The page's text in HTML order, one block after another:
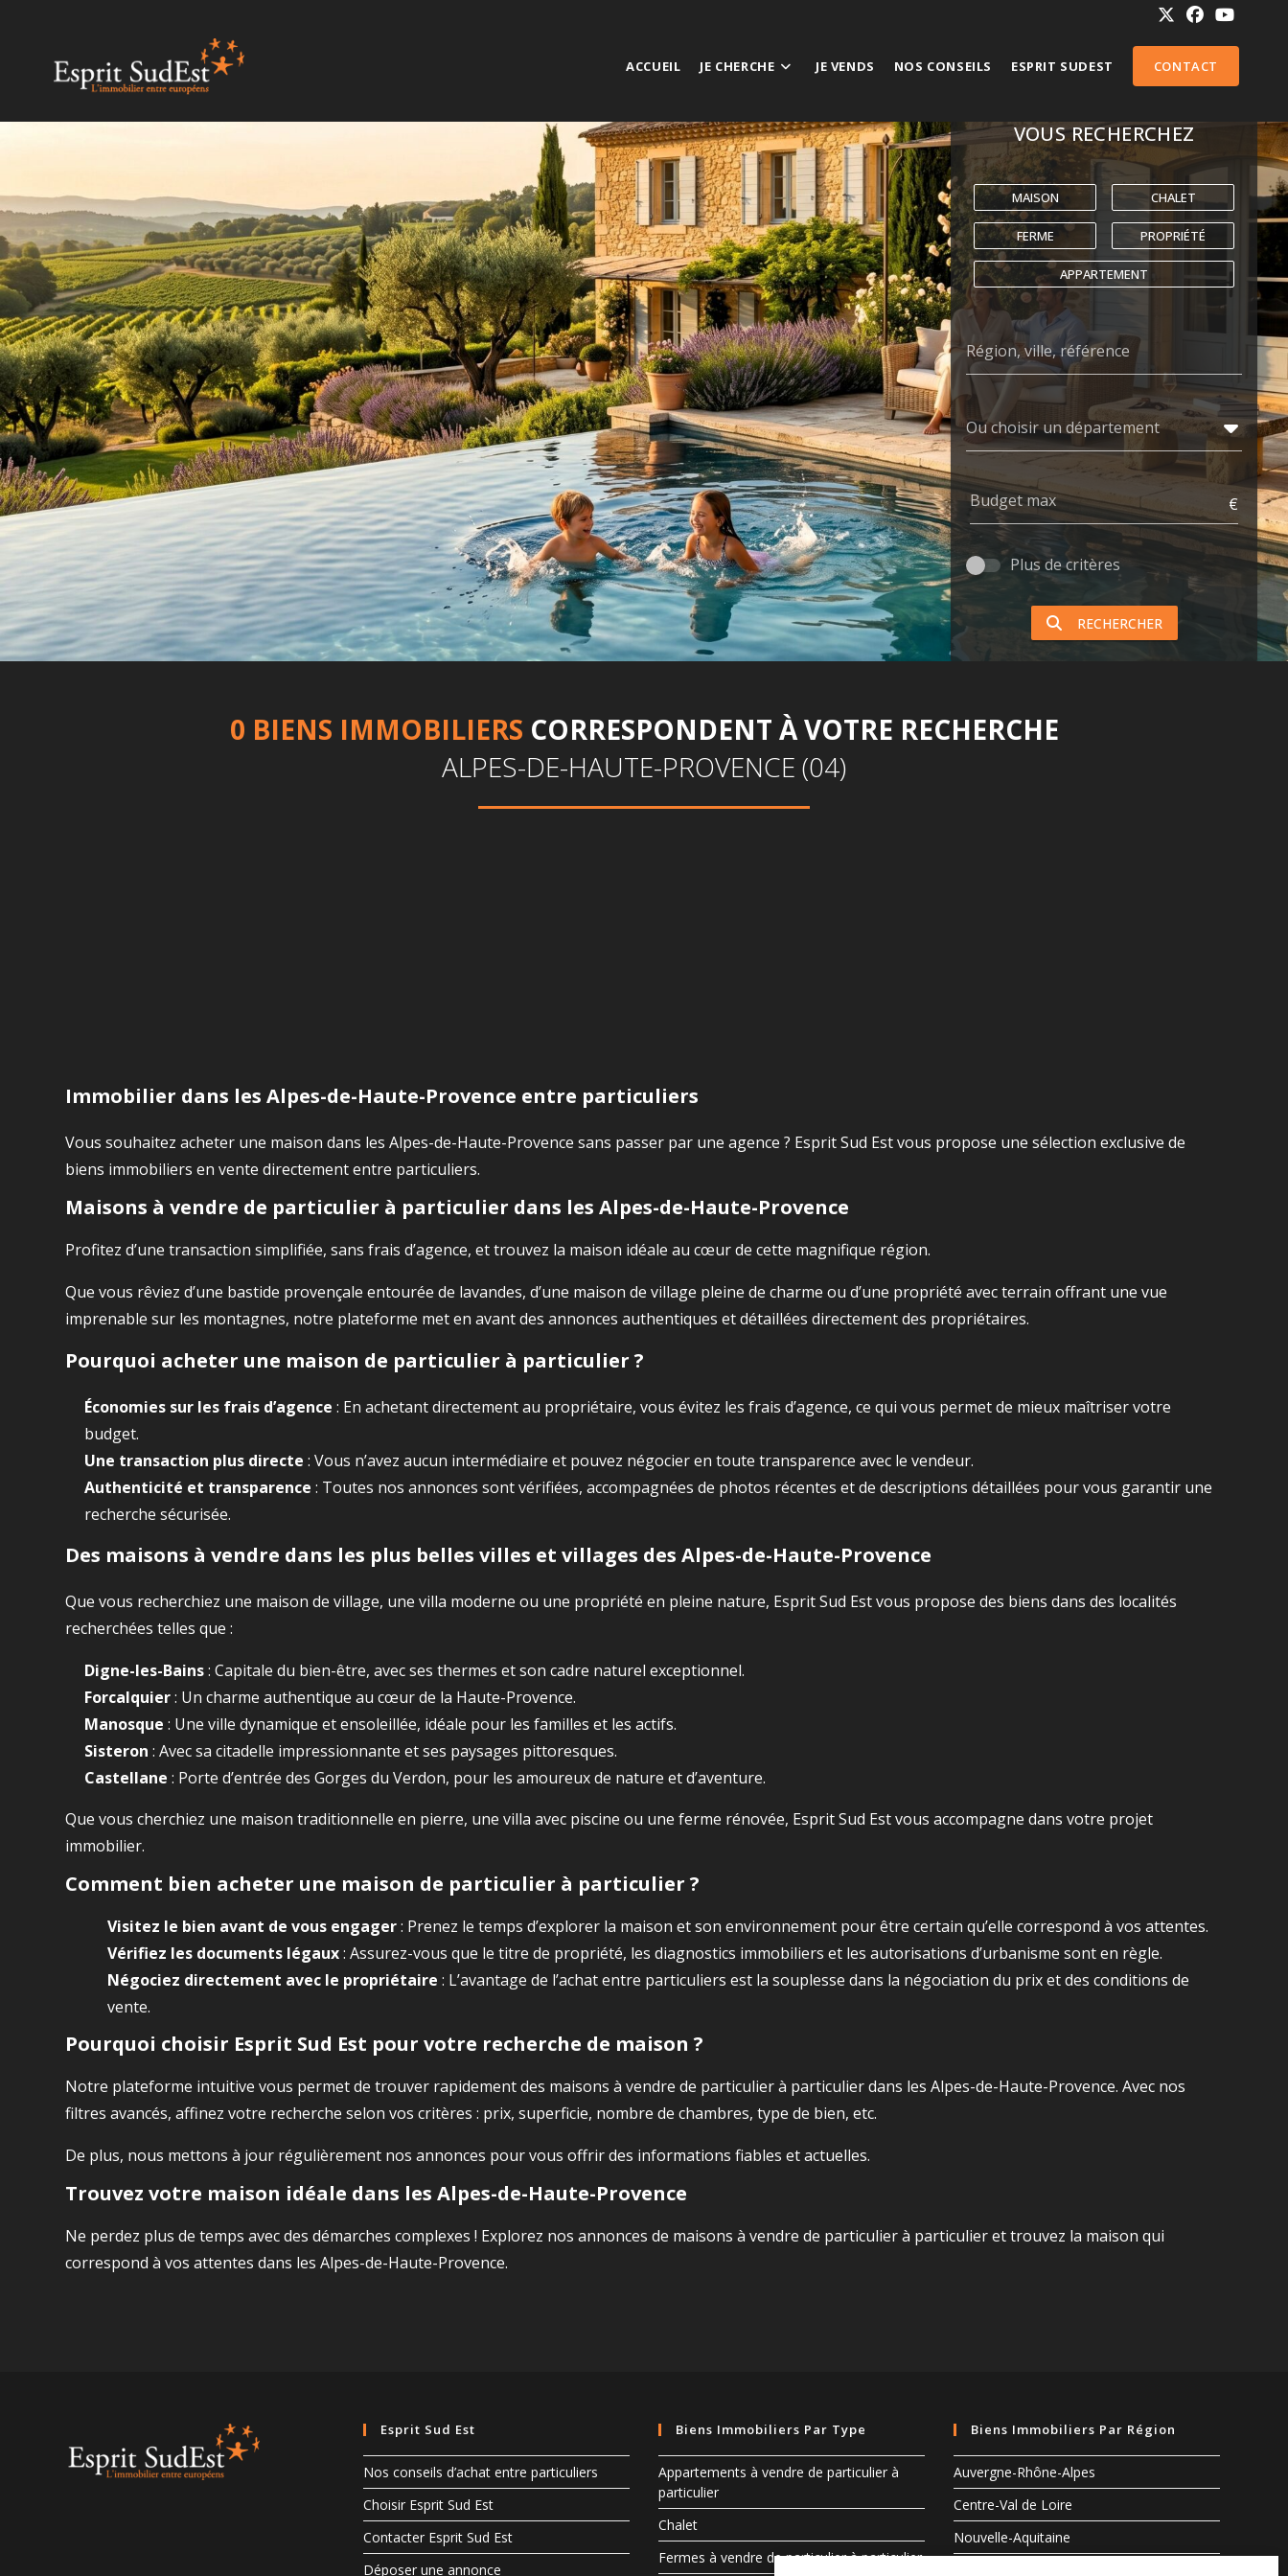
ACCUEIL JE CHERCHE JE VENDS NOS CONSEILS ESPRIT SUDEST CONTACT
VOUS RECHERCHEZ
MAISON CHALET
FERME PROPRIÉTÉ
APPARTEMENT
Région, ville, référence
Ou choisir un département
Budget max €
Plus de critères
RECHERCHER
0 BIENS IMMOBILIERS CORRESPONDENT À VOTRE RECHERCHE
ALPES-DE-HAUTE-PROVENCE (04)
Immobilier dans les Alpes-de-Haute-Provence entre particuliers
Vous souhaitez acheter une maison dans les Alpes-de-Haute-Provence sans passer par une agence ? Esprit Sud Est vous propose une sélection exclusive de
biens immobiliers en vente directement entre particuliers.
Maisons à vendre de particulier à particulier dans les Alpes-de-Haute-Provence
Profitez d’une transaction simplifiée, sans frais d’agence, et trouvez la maison idéale au cœur de cette magnifique région.
Que vous rêviez d’une bastide provençale entourée de lavandes, d’une maison de village pleine de charme ou d’une propriété avec terrain offrant une vue
imprenable sur les montagnes, notre plateforme met en avant des annonces authentiques et détaillées directement des propriétaires.
Pourquoi acheter une maison de particulier à particulier ?
Économies sur les frais d’agence : En achetant directement au propriétaire, vous évitez les frais d’agence, ce qui vous permet de mieux maîtriser votre
budget.
Une transaction plus directe : Vous n’avez aucun intermédiaire et pouvez négocier en toute transparence avec le vendeur.
Authenticité et transparence : Toutes nos annonces sont vérifiées, accompagnées de photos récentes et de descriptions détaillées pour vous garantir une
recherche sécurisée.
Des maisons à vendre dans les plus belles villes et villages des Alpes-de-Haute-Provence
Que vous recherchiez une maison de village, une villa moderne ou une propriété en pleine nature, Esprit Sud Est vous propose des biens dans des localités
recherchées telles que :
Digne-les-Bains: Capitale du bien-être, avec ses thermes et son cadre naturel exceptionnel.
Forcalquier: Un charme authentique au cœur de la Haute-Provence.
Manosque : Une ville dynamique et ensoleillée, idéale pour les familles et les actifs.
Sisteron : Avec sa citadelle impressionnante et ses paysages pittoresques.
Castellane : Porte d’entrée des Gorges du Verdon, pour les amoureux de nature et d’aventure.
Que vous cherchiez une maison traditionnelle en pierre, une villa avec piscine ou une ferme rénovée, Esprit Sud Est vous accompagne dans votre projet
immobilier.
Comment bien acheter une maison de particulier à particulier ?
Visitez le bien avant de vous engager: Prenez le temps d’explorer la maison et son environnement pour être certain qu’elle correspond à vos attentes.
Vérifiez les documents légaux: Assurez-vous que le titre de propriété, les diagnostics immobiliers et les autorisations d’urbanisme sont en règle.
Négociez directement avec le propriétaire : L’avantage de l’achat entre particuliers est la souplesse dans la négociation du prix et des conditions de
vente.
Pourquoi choisir Esprit Sud Est pour votre recherche de maison ?
Notre plateforme intuitive vous permet de trouver rapidement des maisons à vendre de particulier à particulier dans les Alpes-de-Haute-Provence. Avec nos
filtres avancés, affinez votre recherche selon vos critères : prix, superficie, nombre de chambres, type de bien, etc.
De plus, nous mettons à jour régulièrement nos annonces pour vous offrir des informations fiables et actuelles.
Trouvez votre maison idéale dans les Alpes-de-Haute-Provence
Ne perdez plus de temps avec des démarches complexes ! Explorez nos annonces de maisons à vendre de particulier à particulier et trouvez la maison qui
correspond à vos attentes dans les Alpes-de-Haute-Provence.
Esprit Sud Est
Nos conseils d’achat entre particuliers
Choisir Esprit Sud Est
Contacter Esprit Sud Est
Déposer une annonce
Biens Immobiliers Par Type
Appartements à vendre de particulier à
particulier
Chalet
Fermes à vendre de particulier à particulier
Biens Immobiliers Par Région
Auvergne-Rhône-Alpes
Centre-Val de Loire
Nouvelle-Aquitaine